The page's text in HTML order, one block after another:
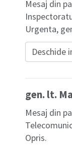
Mesaj din
Urgenta,
Deschide
gen. lt.
Mesaj din
Opris.